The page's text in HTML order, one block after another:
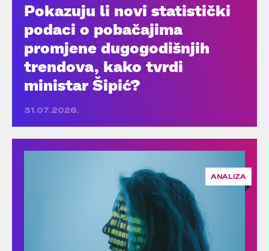
Pokazuju li novi statistički
podaci o pobačajima
promjene dugogodišnjih
trendova, kako tvrdi
ministar Šipić?
31.07.2026.
ANALIZA